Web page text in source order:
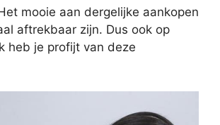
mooie aan dergelijke aankopen
aftrekbaar zijn. Dus ook op
heb je profijt van deze